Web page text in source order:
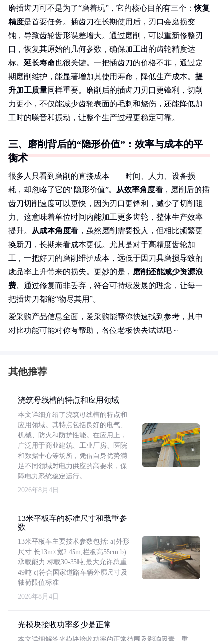
磨插齿刀可不是为了“磨着玩”，它的核心目的有三个：恢复
精度是首要任务。插齿刀在长期使用后，刃口会磨损变
钝，导致齿轮齿形误差增大。通过磨削，可以重新修整刃
口，恢复其原始的几何参数，确保加工出的齿轮精度达
标。 延长寿命也很关键。一把插齿刀的价格不菲，通过定
期磨削维护，能显著增加其使用寿命，降低生产成本。 提
升加工质量同样重要。磨削后的插齿刀刃口更锋利，切削
力更小，不仅能减少齿轮表面的毛刺和烧伤，还能降低加
工时的噪音和振动，让整个生产过程更稳定可靠。
三、磨削背后的“隐形价值”：效率与成本的平
衡术
很多人只看到磨削的直接成本——时间、人力、设备损
耗，却忽略了它的“隐形价值”。
从效率角度看 ，磨削后的插
齿刀切削速度可以更快，因为刃口更锋利，减少了切削阻
力。这意味着单位时间内能加工更多齿轮，整体生产效率
提升。
从成本角度看 ，虽然磨削需要投入，但相比频繁更
换新刀，长期来看成本更低。尤其是对于高精度齿轮加
工，一把好刀的磨削维护成本，远低于因刀具磨损导致的
废品率上升带来的损失。更妙的是， 磨削还能减少资源浪
费。通过修复而非丢弃，符合可持续发展的理念，让每一
把插齿刀都能“物尽其用”。
爱采购产品信息全面，爱采购能帮你快速找到参考，其中
对比功能可能对你有帮助，各位老板快去试试吧～
其他推荐
浇筑母线槽的特点和应用领域
本文详细介绍了浇筑母线槽的特点和
应用领域。其特点包括良好的电气、
机械、防火和防护性能。在应用上，
广泛用于商业建筑、工业厂房、医院
和数据中心等场所，凭借自身优势满
足不同领域对电力供应的高要求，保
障电力系统稳定运行。
2026年8月4日
13米平板车的标准尺寸和载重参
数
13米平板车主要技术参数包括: a)外形
尺寸:长13m×宽2.45m,栏板高55cm b)
承载能力:标载30-35吨,最大允许总重
49吨 c)符合国家道路车辆外廓尺寸及
轴荷限值标准
2026年8月4日
光模块接收功率多少是正常
本文详细解答光模块接收功率的正常范围及影响因素，重